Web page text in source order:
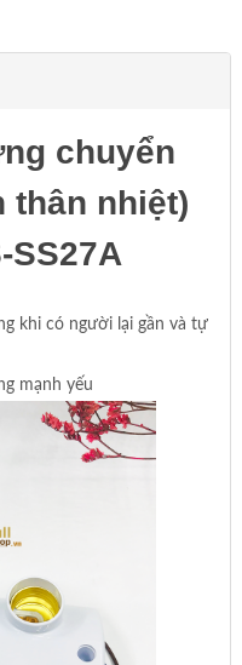
chuyển
thân nhiệt)
SS27A
khi có người lại gần và tự
mạnh yếu